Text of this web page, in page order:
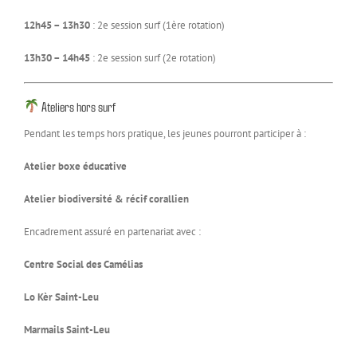
12h45 – 13h30 : 2e session surf (1ère rotation)
13h30 – 14h45 : 2e session surf (2e rotation)
Ateliers hors surf
Pendant les temps hors pratique, les jeunes pourront participer à :
Atelier boxe éducative
Atelier biodiversité & récif corallien
Encadrement assuré en partenariat avec :
Centre Social des Camélias
Lo Kèr Saint-Leu
Marmails Saint-Leu